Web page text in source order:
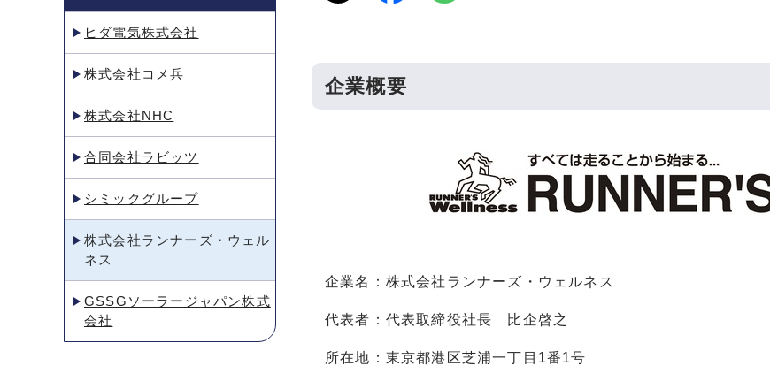
企業概要
企業名：株式会社ランナーズ・ウェルネス
代表者：代表取締役社長 比企啓之
所在地：東京都港区芝浦一丁目1番1号
ヒダ電気株式会社
株式会社コメ兵
株式会社NHC
合同会社ラビッツ
シミックグループ
株式会社ランナーズ・ウェル
ネス
GSSGソーラージャパン株式
会社